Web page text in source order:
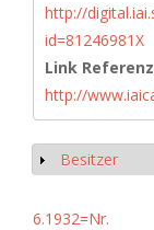
http://
id=81246981X
Link
http://
Show
Besitzer
6.1932=Nr.